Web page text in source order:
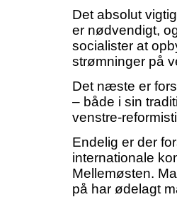
Det absolut
er nødvendigt,
socialister at
strømninger på
Det næste er
– både i sin
venstre-
Endelig er der
internationale
Mellemøsten.
på har ødelagt